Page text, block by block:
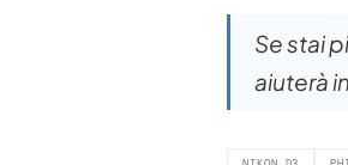
Se stai
aiuterà